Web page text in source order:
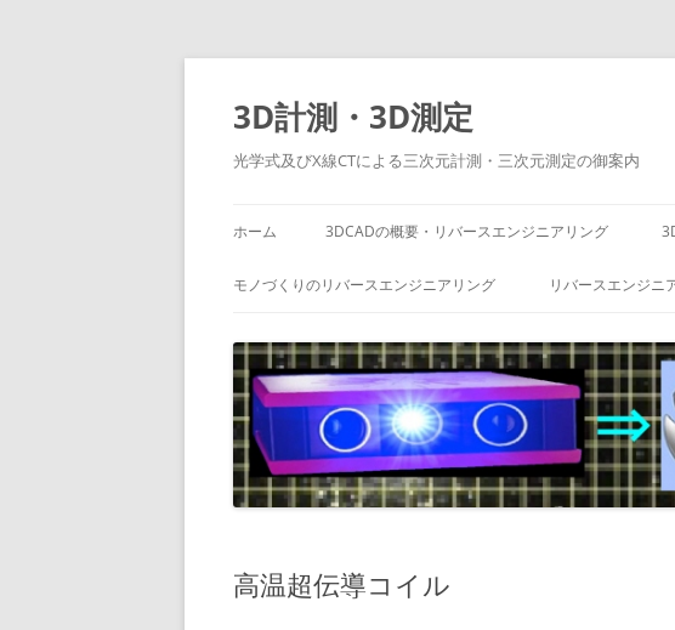
コ
ン
ツ
へ
ス
3D計測・3D測定
光学式及びX線CTによる三次元計測・三次元測定の御案内
ホーム 3DCADの概要・リバースエンジニアリング
モノづくりのリバースエンジニアリング リバースエンジニ
高温超伝導コイル